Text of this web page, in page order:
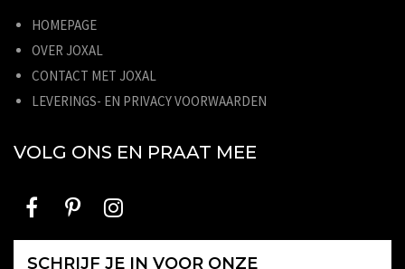
HOMEPAGE
OVER JOXAL
CONTACT MET JOXAL
LEVERINGS- EN PRIVACY VOORWAARDEN
VOLG ONS EN PRAAT MEE
SCHRIJF JE IN VOOR ONZE